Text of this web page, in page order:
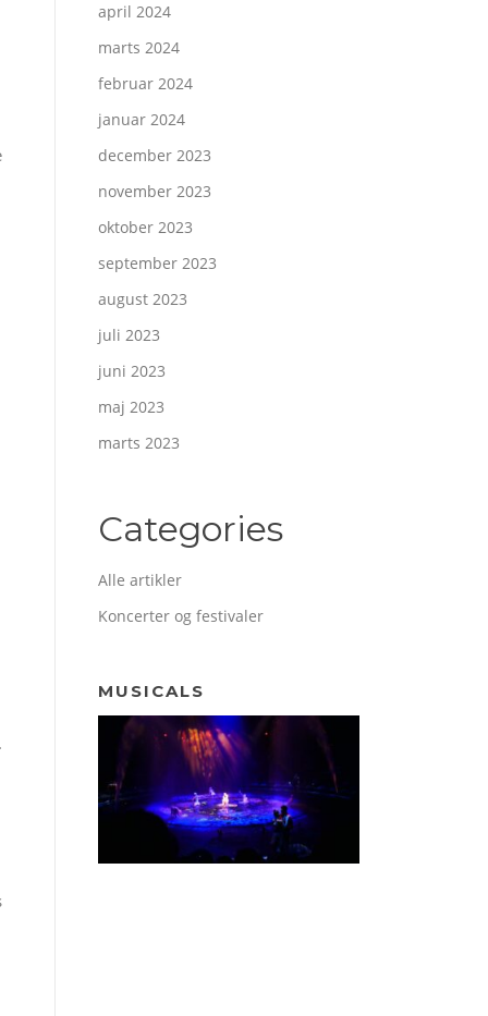
april 2024
marts 2024
februar 2024
januar 2024
december 2023
november 2023
oktober 2023
september 2023
august 2023
juli 2023
juni 2023
maj 2023
marts 2023
Categories
Alle artikler
Koncerter og festivaler
MUSICALS